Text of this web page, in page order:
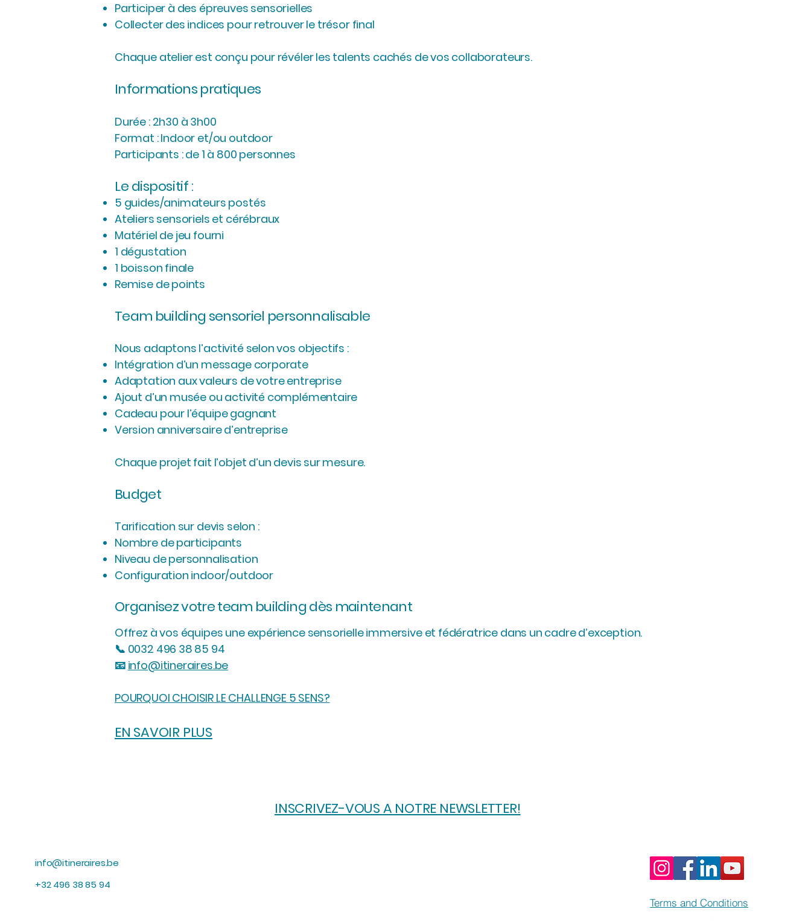
Participer à des épreuves sensorielles
Collecter des indices pour retrouver le trésor final
Chaque atelier est conçu pour révéler les talents cachés de vos collaborateurs.
Informations pratiques
Durée : 2h30 à 3h00
Format : Indoor et/ou outdoor
Participants : de 1 à 800 personnes
Le dispositif :
5 guides/animateurs postés
Ateliers sensoriels et cérébraux
Matériel de jeu fourni
1 dégustation
1 boisson finale
Remise de points
Team building sensoriel personnalisable
Nous adaptons l’activité selon vos objectifs :
Intégration d’un message corporate
Adaptation aux valeurs de votre entreprise
Ajout d’un musée ou activité complémentaire
Cadeau pour l’équipe gagnant
Version anniversaire d’entreprise
Chaque projet fait l’objet d’un devis sur mesure.
Budget
Tarification sur devis selon :
Nombre de participants
Niveau de personnalisation
Configuration indoor/outdoor
Organisez votre team building dès maintenant
Offrez à vos équipes une expérience sensorielle immersive et fédératrice dans un cadre d’exception.
📞 0032 496 38 85 94
📧 info@itineraires.be
POURQUOI CHOISIR LE CHALLENGE 5 SENS?
EN SAVOIR PLUS
INSCRIVEZ-VOUS A NOTRE NEWSLETTER!
info@itineraires.be
+32 496 38 85 94
Terms and Conditions